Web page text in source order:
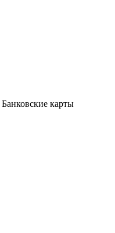
Банковские карты